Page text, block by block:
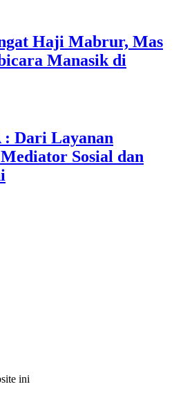
Haji Mabrur, Mas
Manasik di
Dari Layanan
Sosial dan
ini